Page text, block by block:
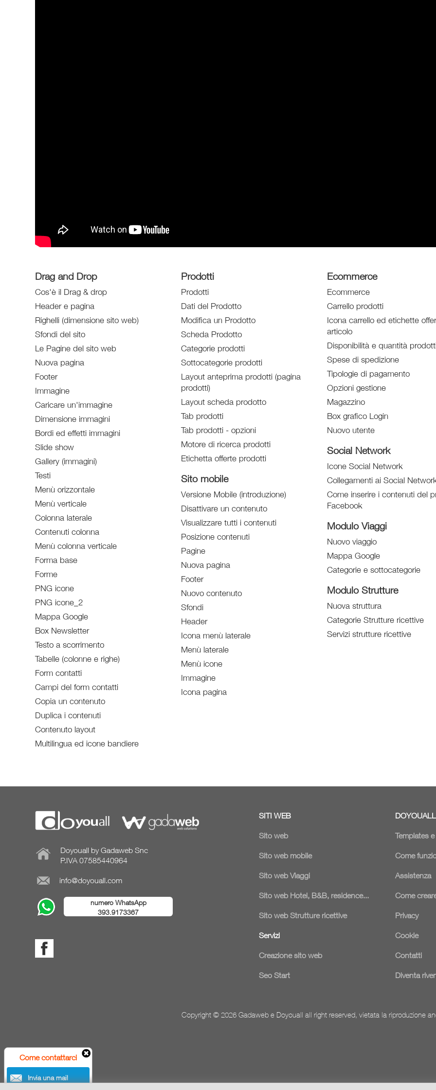
Come contattarci
Invia una mail
Drag and Drop
Cos'è il Drag & drop
Header e pagina
Righelli (dimensione sito web)
Sfondi del sito
Le Pagine del sito web
Nuova pagina
Footer
Immagine
Caricare un'immagine
Dimensione immagini
Bordi ed effetti immagini
Slide show
Gallery (immagini)
Testi
Menù orizzontale
Menù verticale
Colonna laterale
Contenuti colonna
Menù colonna verticale
Forma base
Forme
PNG icone
PNG icone_2
Mappa Google
Box Newsletter
Testo a scorrimento
Tabelle (colonne e righe)
Form contatti
Campi del form contatti
Copia un contenuto
Duplica i contenuti
Contenuto layout
Multilingua ed icone bandiere
Prodotti
Prodotti
Dati del Prodotto
Modifica un Prodotto
Scheda Prodotto
Categorie prodotti
Sottocategorie prodotti
Layout anteprima prodotti (pagina
prodotti)
Layout scheda prodotto
Tab prodotti
Tab prodotti - opzioni
Motore di ricerca prodotti
Etichetta offerte prodotti
Sito mobile
Versione Mobile (introduzione)
Disattivare un contenuto
Visualizzare tutti i contenuti
Posizione contenuti
Pagine
Nuova pagina
Footer
Nuovo contenuto
Sfondi
Header
Icona menù laterale
Menù laterale
Menù icone
Immagine
Icona pagina
Ecommerce
Ecommerce
Carrello prodotti
Icona carrello ed etichette
articolo
Disponibilità e quantità
Spese di spedizione
Tipologie di pagamento
Opzioni gestione
Magazzino
Box grafico Login
Nuovo utente
Social Network
Icone Social Network
Collegamenti ai Social
Come inserire i contenuti del
Facebook
Modulo Viaggi
Nuovo viaggio
Mappa Google
Categorie e sottocategorie
Modulo Strutture
Nuova struttura
Categorie Strutture ricettive
Servizi strutture ricettive
Doyouall by Gadaweb Snc
P.IVA 07585440964
info@doyouall.com
numero WhatsApp
393.9173367
SITI WEB
Sito web
Sito web mobile
Sito web Viaggi
Sito web Hotel, B&B, residence...
Sito web Strutture ricettive
Servizi
Creazione sito web
Seo Start
DOYOUALL
Templates
Come
Assistenza
Come
Privacy
Cookie
Contatti
Diventa
Copyright © 2026 Gadaweb e Doyouall all right reserved, vietata la riproduzione